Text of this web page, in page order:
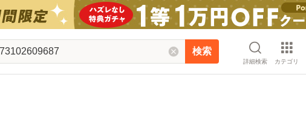
検索
詳細検索 カテゴリ